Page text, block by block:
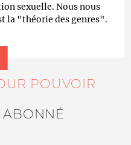
sexuelle. Nous nous
la "théorie des genres".
POUVOIR
ABONNÉ